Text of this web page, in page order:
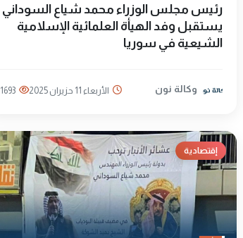
رئيس مجلس الوزراء محمد شياع السوداني
يستقبل وفد الهيأة العلمائية الإسلامية
الشيعية في سوريا
وكالة نون الأربعاء 11 حزيران 2025 1693
إقتصادية